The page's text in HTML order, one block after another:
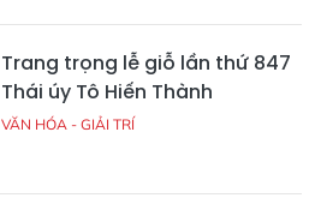
Trang trọng lễ giỗ lần thứ 847
Thái úy Tô Hiến Thành
VĂN HÓA - GIẢI TRÍ